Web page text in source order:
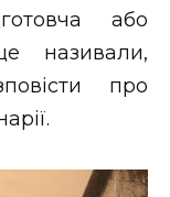
або
називали,
про